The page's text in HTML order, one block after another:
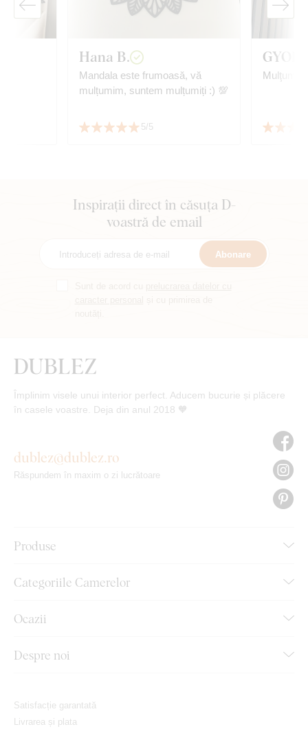
Hana B.
Mandala este frumoasă, vă
mulțumim, suntem mulțumiți :) 💯
5/5
Inspirații direct în căsuța D-
voastră de email
Abonare
Împlinim visele unui interior perfect. Aducem bucurie și plăcere
în casele voastre. Deja din anul 2018 🧡
Produse
Categoriile Camerelor
Ocazii
Despre noi
dublez@dublez.ro
Răspundem în maxim o zi lucrătoare
Satisfacție garantată
Livrarea și plata